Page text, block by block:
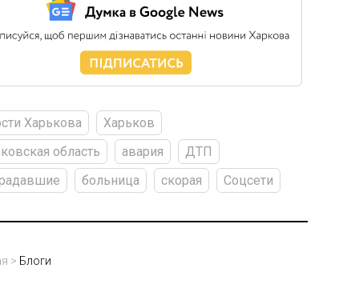
Харькова
Харьков
область
авария
ДТП
больница скорая Соцсети
> Блоги